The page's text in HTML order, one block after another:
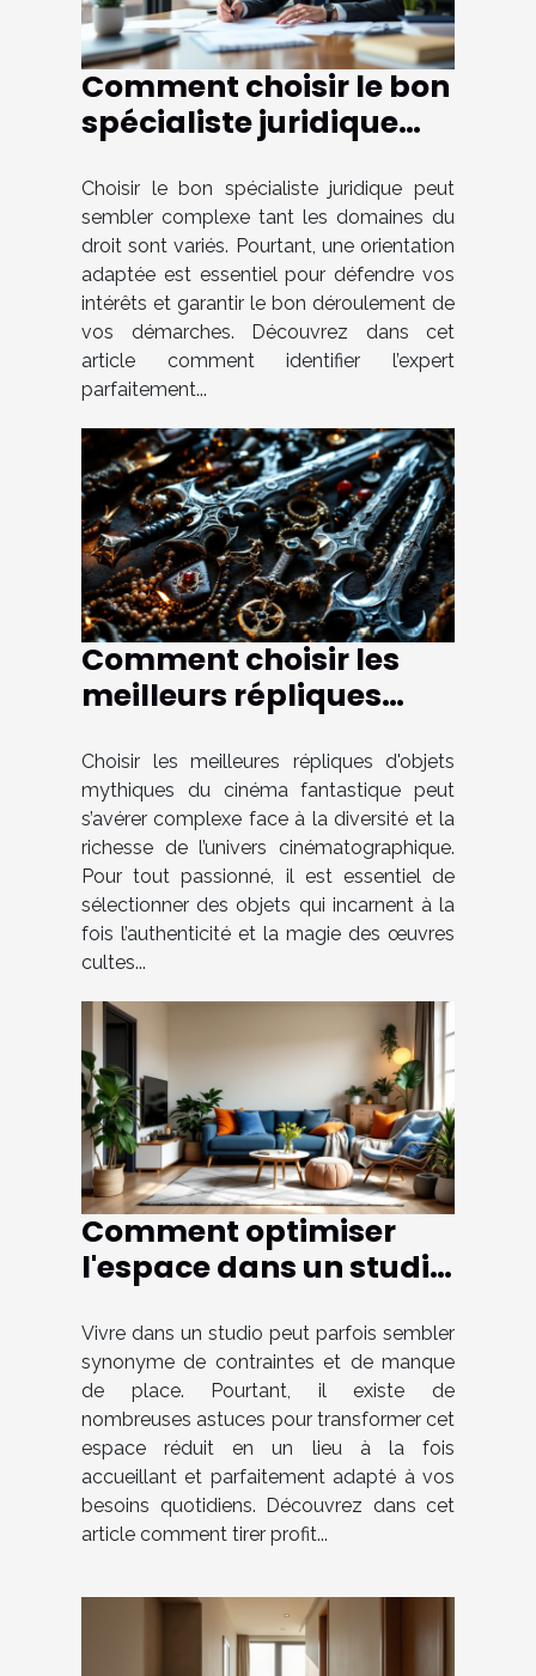
Comment choisir le bon
spécialiste juridique
Choisir le bon spécialiste juridique peut
sembler complexe tant les domaines du
droit sont variés. Pourtant, une orientation
adaptée est essentiel pour défendre vos
intérêts et garantir le bon déroulement de
vos démarches. Découvrez dans cet
article comment identifier l’expert
parfaitement...
Comment choisir les
meilleurs répliques
cinéma fantastique ?
Choisir les meilleures répliques d'objets
mythiques du cinéma fantastique peut
s’avérer complexe face à la diversité et la
richesse de l’univers cinématographique.
Pour tout passionné, il est essentiel de
sélectionner des objets qui incarnent à la
fois l’authenticité et la magie des œuvres
cultes...
Comment optimiser
l'espace dans un studio
fonctionnel ?
Vivre dans un studio peut parfois sembler
synonyme de contraintes et de manque
de place. Pourtant, il existe de
nombreuses astuces pour transformer cet
espace réduit en un lieu à la fois
accueillant et parfaitement adapté à vos
besoins quotidiens. Découvrez dans cet
article comment tirer profit...